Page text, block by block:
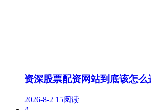
资深股票配资网站到底该怎么
2026-8-2 15阅读